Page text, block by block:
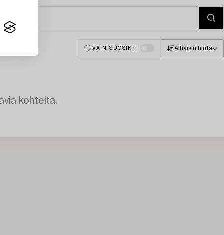
VAIN SUOSIKIT Alhaisin hinta
kohteita.